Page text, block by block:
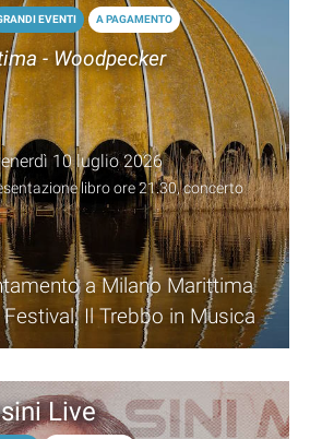
EVENTI A PAGAMENTO
- Woodpecker
10 luglio 2026
libro ore 21.30, concerto
a Milano Marittima
Il Trebbo in Musica
Live